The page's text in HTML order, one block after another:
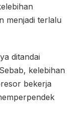
menjadi terlalu
ditandai
kelebihan
bekerja